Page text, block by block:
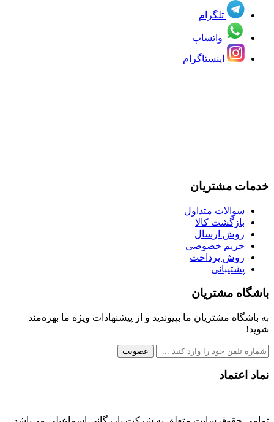
تلگرام
واتساپ
اینستاگرام
خدمات مشتریان
سوالات متداول
بازگشت کالا
روش ارسال
حریم خصوصی
روش پرداخت
پشتیبانی
باشگاه مشتریان
به باشگاه مشتریان ما بپیوندید و از پیشنهادات ویژه ما بهره‌مند
شوید!
عضویت
نماد اعتماد